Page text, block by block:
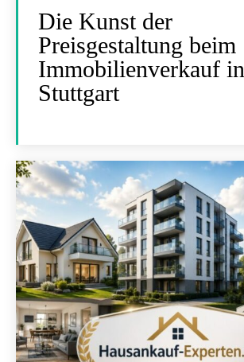
Die Kunst der
Preisgestaltung beim
Immobilienverkauf in
Stuttgart